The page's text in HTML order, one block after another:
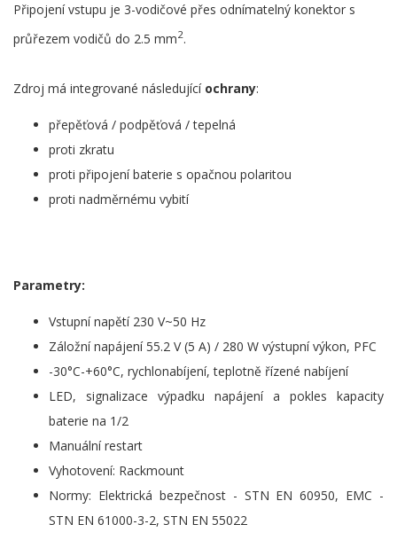
Připojení vstupu je 3-vodičové přes odnímatelný konektor s
průřezem vodičů do 2.5 mm2.
Zdroj má integrované následující ochrany:
přepěťová / podpěťová / tepelná
proti zkratu
proti připojení baterie s opačnou polaritou
proti nadměrnému vybití
Parametry:
Vstupní napětí 230 V~50 Hz
Záložní napájení 55.2 V (5 A) / 280 W výstupní výkon, PFC
-30°C-+60°C, rychlonabíjení, teplotně řízené nabíjení
LED, signalizace výpadku napájení a pokles kapacity
baterie na 1/2
Manuální restart
Vyhotovení: Rackmount
Normy: Elektrická bezpečnost - STN EN 60950, EMC -
STN EN 61000-3-2, STN EN 55022